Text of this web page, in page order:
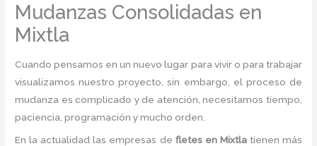
Mudanzas Consolidadas en
Mixtla
Cuando pensamos en un nuevo lugar para vivir o para trabajar
visualizamos nuestro proyecto, sin embargo, el proceso de
mudanza es complicado y de atención, necesitamos tiempo,
paciencia, programación y mucho orden.
En la actualidad las empresas de fletes en Mixtla tienen más